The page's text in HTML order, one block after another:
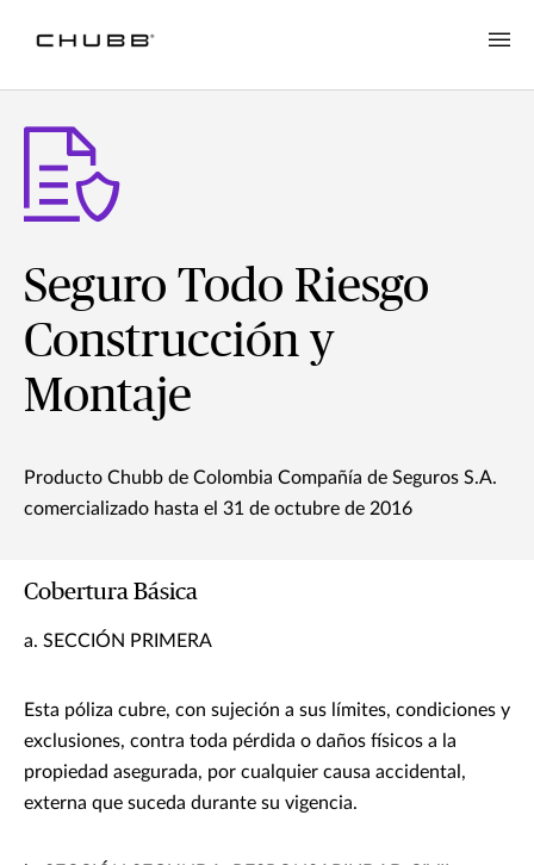
Seguro Todo Riesgo
Construcción y
Montaje
Producto Chubb de Colombia Compañía de Seguros S.A.
comercializado hasta el 31 de octubre de 2016
Cobertura Básica
a. SECCIÓN PRIMERA
Esta póliza cubre, con sujeción a sus límites, condiciones y
exclusiones, contra toda pérdida o daños físicos a la
propiedad asegurada, por cualquier causa accidental,
externa que suceda durante su vigencia.